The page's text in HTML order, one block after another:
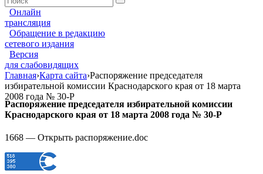
Онлайн
трансляция
Обращение в редакцию
сетевого издания
Версия
для слабовидящих
Главная›Карта сайта›Распоряжение председателя
избирательной комиссии Краснодарского края от 18 марта
2008 года № 30-Р
Распоряжение председателя избирательной комиссии
Краснодарского края от 18 марта 2008 года № 30-Р
1668 — Открыть распоряжение.doc